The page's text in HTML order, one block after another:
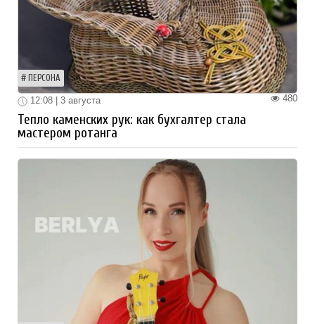
ПЕРСОНА
480
12:08 | 3 августа
Тепло каменских рук: как бухгалтер стала
мастером ротанга